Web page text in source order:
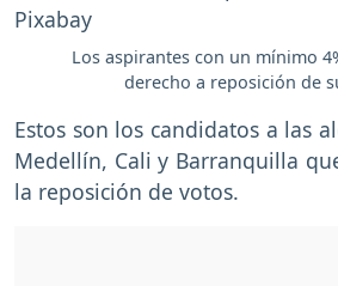
Los aspirantes con un mínimo
derecho a reposición de
Estos son los candidatos a las
Medellín, Cali y Barranquilla
la reposición de votos.